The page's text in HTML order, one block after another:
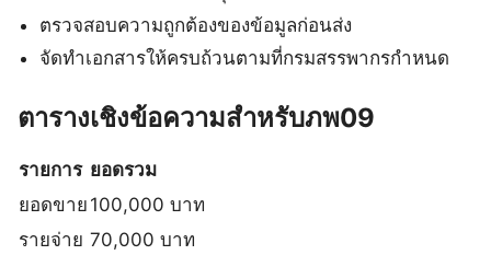
ตรวจสอบความถูกต้องของข้อมูลก่อนส่ง
จัดทำเอกสารให้ครบถ้วนตามที่กรมสรรพากรกำหนด
ตารางเชิงข้อความสำหรับภพ09
รายการ ยอดรวม
ยอดขาย 100,000 บาท
รายจ่าย 70,000 บาท